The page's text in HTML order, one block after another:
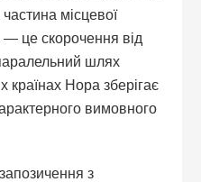
місцевої
— це скорочення від
шлях
країнах Нора зберігає
вимовного
з